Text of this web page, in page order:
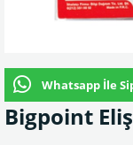
Whatsapp İle
Bigpoint